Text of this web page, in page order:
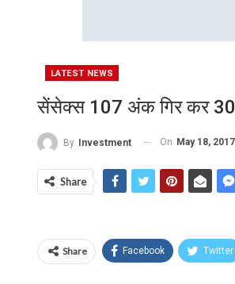
LATEST NEWS
सेंसेक्स 107 अंक गिर कर
By Investment On May 18, 2017
Share
Share Facebook Twitter